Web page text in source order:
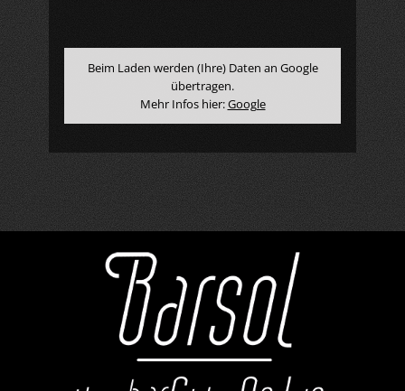
Beim Laden werden (Ihre) Daten an Google
übertragen.
Mehr Infos hier:Google